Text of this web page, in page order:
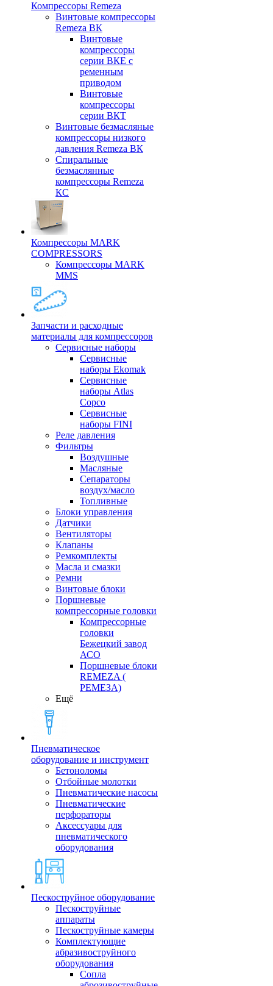
Компрессоры Remeza
Винтовые компрессоры
Remeza ВК
Винтовые
компрессоры
серии ВКЕ с
ременным
приводом
Винтовые
компрессоры
серии ВКТ
Винтовые безмасляные
компрессоры низкого
давления Remeza ВК
Спиральные
безмаслянные
компрессоры Remeza
КС
Компрессоры MARK
COMPRESSORS
Компрессоры MARK
MMS
Запчасти и расходные
материалы для компрессоров
Cервисные наборы
Сервисные
наборы Ekomak
Cервисные
наборы Atlas
Copco
Сервисные
наборы FINI
Реле давления
Фильтры
Воздушные
Масляные
Сепараторы
воздух/масло
Топливные
Блоки управления
Датчики
Вентиляторы
Клапаны
Ремкомплекты
Масла и смазки
Ремни
Винтовые блоки
Поршневые
компрессорные головки
Компрессорные
головки
Бежецкий завод
АСО
Поршневые блоки
REMEZA (
РЕМЕЗА)
Ещё
Пневматическое
оборудование и инструмент
Бетоноломы
Отбойные молотки
Пневматические насосы
Пневматические
перфораторы
Аксессуары для
пневматического
оборудования
Пескоструйное оборудование
Пескоструйные
аппараты
Пескоструйные камеры
Комплектующие
абразивоструйного
оборудования
Сопла